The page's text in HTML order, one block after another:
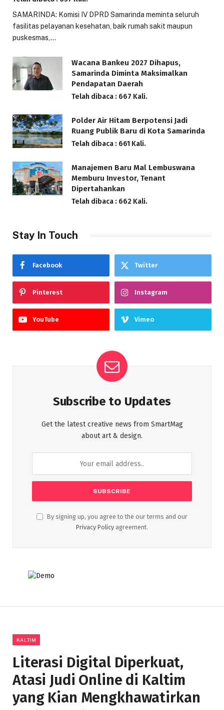
SAMARINDA: Komisi IV DPRD Samarinda meminta seluruh
fasilitas pelayanan kesehatan, baik rumah sakit maupun
puskesmas,…
Wacana Bankeu 2027 Dihapus,
Samarinda Diminta Maksimalkan
Pendapatan Daerah
Telah dibaca : 667 Kali.
Polder Air Hitam Berpotensi Jadi
Ruang Publik Baru di Kota Samarinda
Telah dibaca : 661 Kali.
Manajemen Baru Mal Lembuswana
Memburu Investor, Tenant
Dipertahankan
Telah dibaca : 662 Kali.
Stay In Touch
Facebook Twitter
Pinterest Instagram
YouTube Vimeo
Subscribe to Updates
Get the latest creative news from SmartMag
about art & design.
By signing up, you agree to the our terms and our
Privacy Policy agreement.
KALTIM
Literasi Digital Diperkuat,
Atasi Judi Online di Kaltim
yang Kian Mengkhawatirkan